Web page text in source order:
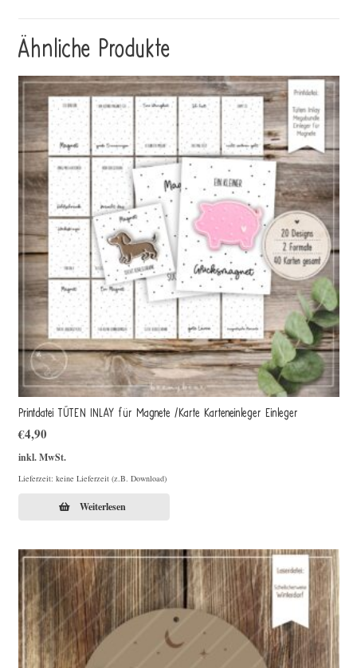
Ähnliche Produkte
Printdatei TÜTEN INLAY für Magnete /Karte Karteneinleger Einleger
€4,90
inkl. MwSt.
Lieferzeit: keine Lieferzeit (z.B. Download)
Weiterlesen